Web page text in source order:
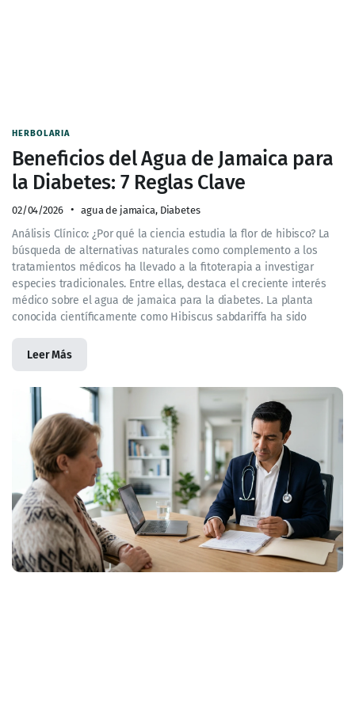
HERBOLARIA
Beneficios del Agua de Jamaica para
la Diabetes: 7 Reglas Clave
02/04/2026 agua de jamaica, Diabetes
Análisis Clínico: ¿Por qué la ciencia estudia la flor de hibisco? La
búsqueda de alternativas naturales como complemento a los
tratamientos médicos ha llevado a la fitoterapia a investigar
especies tradicionales. Entre ellas, destaca el creciente interés
médico sobre el agua de jamaica para la diabetes. La planta
conocida científicamente como Hibiscus sabdariffa ha sido
Leer Más